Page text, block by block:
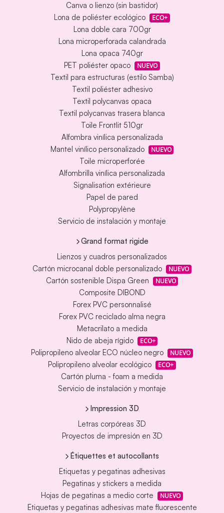
Canva o lienzo (sin bastidor)
Lona de poliéster ecológico
ECO+
Lona doble cara 700gr
Lona microperforada calandrada
Lona opaca 740gr
PET poliéster opaco
NUEVO
Textil para estructuras (estilo Samba)
Textil poliéster adhesivo
Textil polycanvas opaca
Textil polycanvas trasera blanca
Toile Frontlit 510gr
Alfombra vinílica personalizada
Mantel vinílico personalizado
NUEVO
Toile microperforée
Alfombrilla vinílica personalizada
Signalisation extérieure
Papel de pared
Polypropylène
Servicio de instalación y montaje
Grand format rigide
Lienzos y cuadros personalizados
Cartón microcanal doble personalizado
NUEVO
Cartón sostenible Dispa Green NUEVO
Composite DIBOND
Forex PVC personnalisé
Forex PVC reciclado alma negra
Metacrilato a medida
Nido de abeja rígido
ECO+
Polipropileno alveolar ECO núcleo negro NUEVO
Polipropileno alveolar ecológico ECO+
Cartón pluma - foam a medida
Servicio de instalación y montaje
Impression 3D
Letras corpóreas 3D
Proyectos de impresión en 3D
Étiquettes et autocollants
Etiquetas y pegatinas adhesivas
Pegatinas y stickers a medida
Hojas de pegatinas a medio corte
NUEVO
Etiquetas y pegatinas adhesivas mate fluorescente